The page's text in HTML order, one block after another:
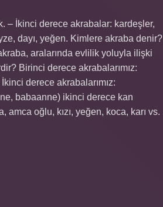
– İkinci derece akrabalar: kardeşler,
dayı, yeğen. Kimlere akraba denir?
aralarında evlilik yoluyla ilişki
Birinci derece akrabalarımız:
derece akrabalarımız:
babaanne) ikinci derece kan
amca oğlu, kızı, yeğen, koca, karı vs.